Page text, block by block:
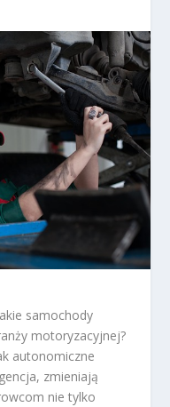
samochody
motoryzacyjnej?
autonomiczne
zmieniają
nie tylko